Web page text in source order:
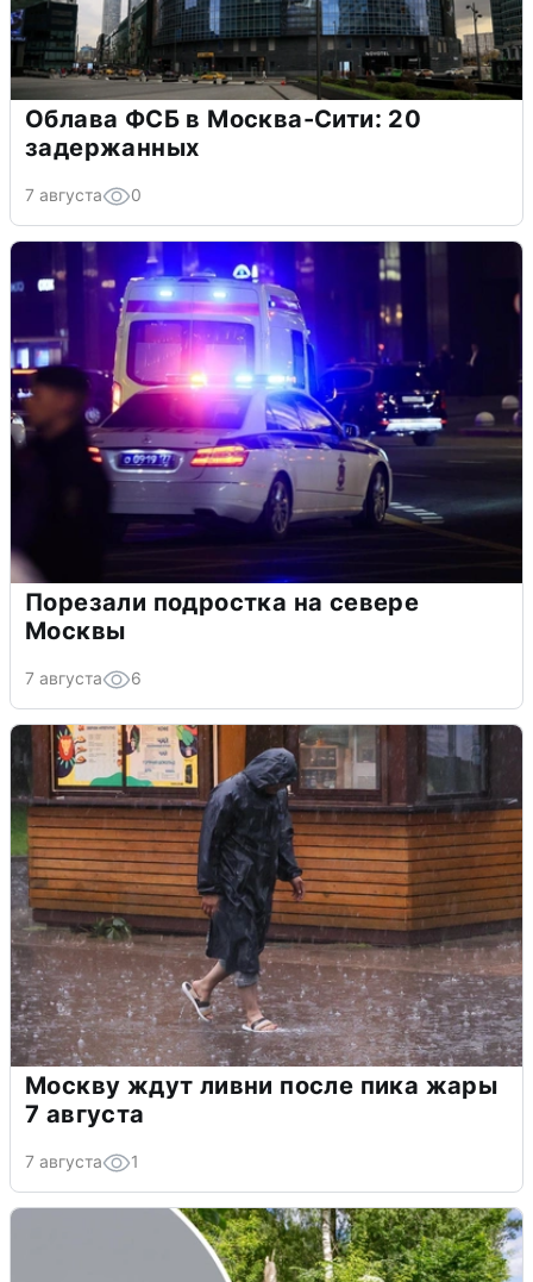
Облава ФСБ в Москва-Сити: 20
задержанных
7 августа 0
Порезали подростка на севере
Москвы
7 августа 6
Москву ждут ливни после пика жары
7 августа
7 августа 1